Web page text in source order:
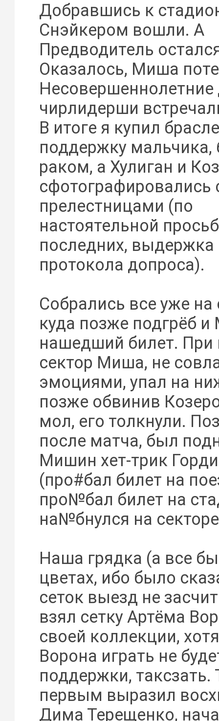
Добравшись к
Снэйкером вошли. А
Предводитель
Оказалось, Миша
чирлидерши
В итоге я купил
поддержку
раком, а Хулиган и
сфотографировались
прелестницами (по
настоятельной
последних, выдержка
протокола допроса).
Собрались все уже на
куда позже подгрёб
нашедший билет. При
сектор Миша, не
эмоциями, упал на
позже обвинив
мол, его толкнули.
после матча, был
Мишин хет-трик
(про#бал билет на
про№бал билет на
на№бнулся на
Наша грядка (а все
цветах, ибо было
сеток выезд не
взял сетку Артёма
своей коллекции,
Ворона играть не
поддержки, таксзать.
первым выразил
Дима Терещенко,